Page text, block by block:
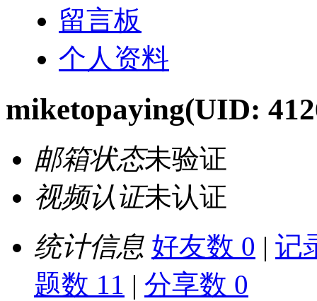
留言板
个人资料
miketopaying(UID:
邮箱状态未验证
视频认证未认证
统计信息 好友数 0 | 记
题数 11 | 分享数 0